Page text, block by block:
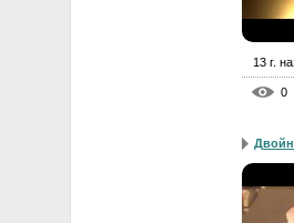
13 г.
0